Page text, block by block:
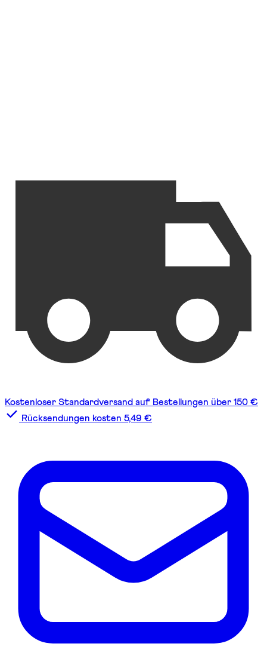
Kostenloser Standardversand auf Bestellungen über 150 €
Rücksendungen kosten 5,49 €